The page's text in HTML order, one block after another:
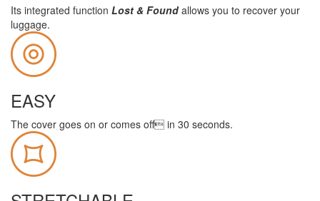
Its integrated function Lost & Foundallows you to recover your
luggage.
EASY
The cover goes on or comes off in 30 seconds.